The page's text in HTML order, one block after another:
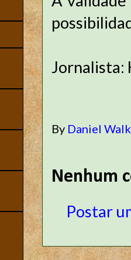
Jornalista:
By Daniel
Nenhum
Postar